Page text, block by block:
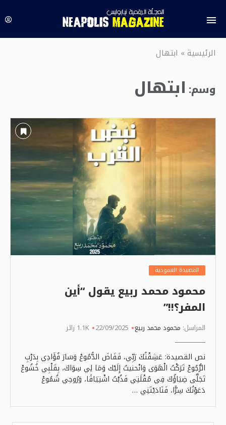
الرئيسية» ابتهال
وسم: ابتهال
القصيدة العمودية
محمود محمد ربيع يقول “أين
المفر؟!!”
المراسل: محمود محمد ربيع 22/09/2025 1.1K زائر
نص القصيدة: عَشِقْتُكَ رَبِّي، فَفَاضَ الدُّمُوعْ وَسَارَ فُؤَادِي بِدَرْبِ
الرُّجُوعْ تَرَكْتُ الْهَوَى وَانْحنيتُ إِلَيْك وَمَا لِي سِوَاكَ، بِقَلْبِي خُشُوعْ
تَجَلَّى ضِيَاؤُكَ فِي مُقْلَتِي فَذُبْتُ اشْتِيَاقًا، وَرُوحِي شُمُوعْ
دَعَوْتُكَ سِرًّا، فَنَادَيْتَنِي …